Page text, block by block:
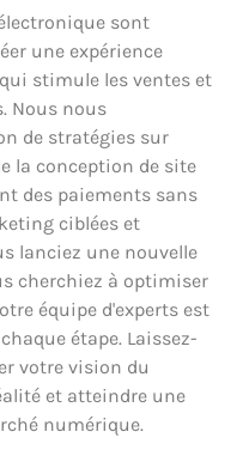
sont
une expérience
stimule les ventes et
Nous nous
de stratégies sur
la conception de site
des paiements sans
ciblées et
lanciez une nouvelle
cherchiez à optimiser
équipe d'experts est
étape. Laissez-
votre vision du
et atteindre une
numérique.